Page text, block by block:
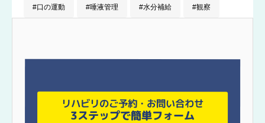
口の運動 唾液管理 水分補給 観察
リハビリのご予約・お問い合わせ
3ステップで簡単フォーム